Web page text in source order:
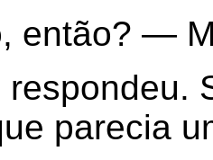
então? —
respondeu.
parecia